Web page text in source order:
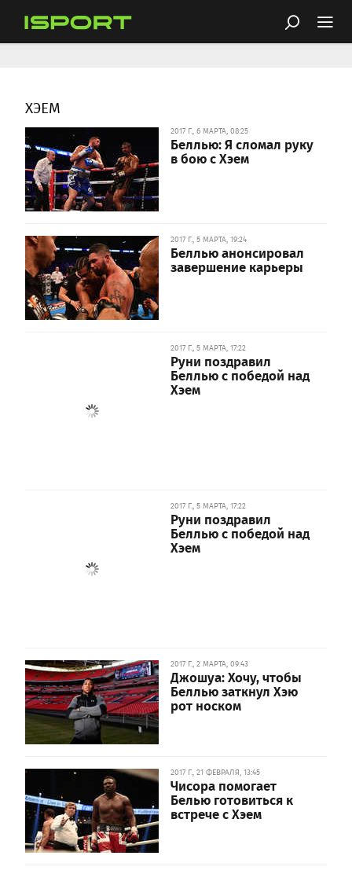
ХЭЕМ
2017 Г., 6 МАРТА, 08:25
Беллью: Я сломал руку
в бою с Хэем
2017 Г., 5 МАРТА, 19:24
Беллью анонсировал
завершение карьеры
2017 Г., 5 МАРТА, 17:22
Руни поздравил
Беллью с победой над
Хэем
2017 Г., 5 МАРТА, 17:22
Руни поздравил
Беллью с победой над
Хэем
2017 Г., 2 МАРТА, 09:43
Джошуа: Хочу, чтобы
Беллью заткнул Хэю
рот носком
2017 Г., 21 ФЕВРАЛЯ, 13:45
Чисора помогает
Белью готовиться к
встрече с Хэем